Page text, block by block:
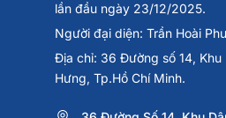
lần đầu ngày 23/12/2025.
Người đại diện: Trần Hoài
Địa chỉ: 36 Đường số 14, Khu
Hưng, Tp.Hồ Chí Minh.